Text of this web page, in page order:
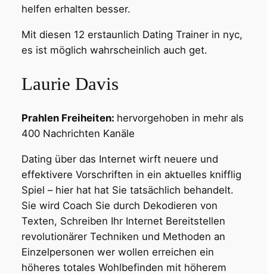
helfen erhalten besser.
Mit diesen 12 erstaunlich Dating Trainer in nyc,
es ist möglich wahrscheinlich auch get.
Laurie Davis
Prahlen Freiheiten: hervorgehoben in mehr als
400 Nachrichten Kanäle
Dating über das Internet wirft neuere und
effektivere Vorschriften in ein aktuelles knifflig
Spiel – hier hat hat Sie tatsächlich behandelt.
Sie wird Coach Sie durch Dekodieren von
Texten, Schreiben Ihr Internet Bereitstellen
revolutionärer Techniken und Methoden an
Einzelpersonen wer wollen erreichen ein
höheres totales Wohlbefinden mit höherem